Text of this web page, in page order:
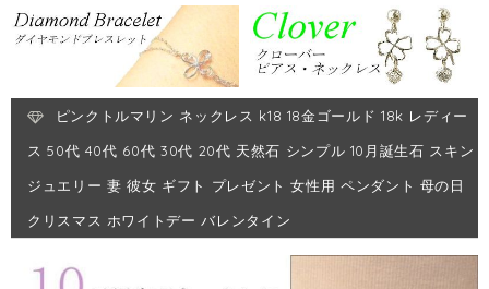
ピンクトルマリン ネックレス k18 18金ゴールド 18k レディー
ス 50代 40代 60代 30代 20代 天然石 シンプル 10月誕生石 スキン
ジュエリー 妻 彼女 ギフト プレゼント 女性用 ペンダント 母の日
クリスマス ホワイトデー バレンタイン